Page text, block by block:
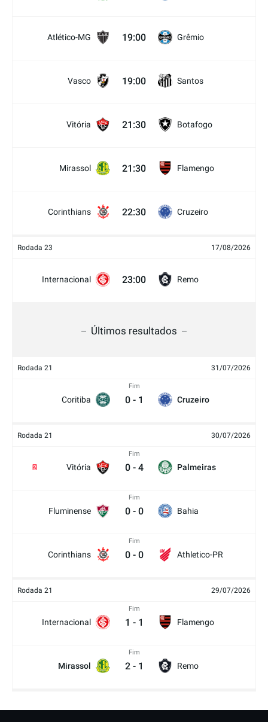
Atlético-MG 19:00 Grêmio
Vasco 19:00 Santos
Vitória 21:30 Botafogo
Mirassol 21:30 Flamengo
Corinthians 22:30 Cruzeiro
Rodada 23 17/08/2026
Internacional 23:00 Remo
Últimos resultados
Rodada 21 31/07/2026
Coritiba
Fim
0 - 1 Cruzeiro
Rodada 21 30/07/2026
Vitória
2
Fim
0 - 4 Palmeiras
Fluminense
Fim
0 - 0 Bahia
Corinthians
Fim
0 - 0 Athletico-PR
Rodada 21 29/07/2026
Internacional
Fim
1 - 1 Flamengo
Mirassol
Fim
2 - 1 Remo